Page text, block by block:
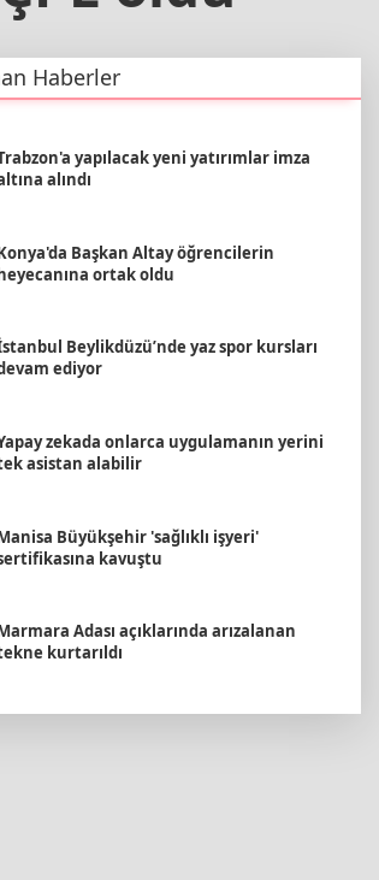
Haberler
yapılacak yeni yatırımlar imza
alındı
Başkan Altay öğrencilerin
ortak oldu
Beylikdüzü’nde yaz spor kursları
ediyor
zekada onlarca uygulamanın yerini
asistan alabilir
Büyükşehir 'sağlıklı işyeri'
kavuştu
Adası açıklarında arızalanan
kurtarıldı